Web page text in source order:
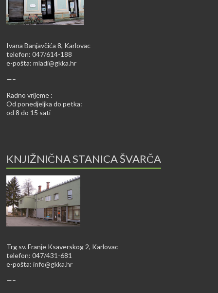
Ivana Banjavčića 8, Karlovac
telefon: 047/614-188
e-pošta:mladi@gkka.hr
—–
Radno vrijeme :
Od ponedjeljka do petka:
od 8 do 15 sati
KNJIŽNIČNA STANICA ŠVARČA
Trg sv. Franje Ksaverskog 2, Karlovac
telefon: 047/431-681
e-pošta:info@gkka.hr
—–